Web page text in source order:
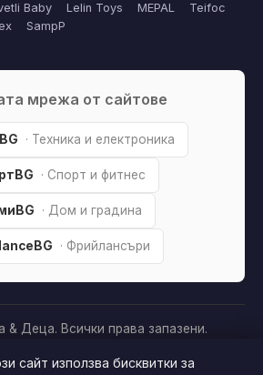
Baby Lelin Toys MEPAL
Teifoc
SampP
мрежа от сайтове
· Техника и електроника
· Спорт и фитнес
· Дом и градина
· Фрийлансъри
& Деца. Всички права запазени.
Този сайт е независим и
сайт използва бисквитки за